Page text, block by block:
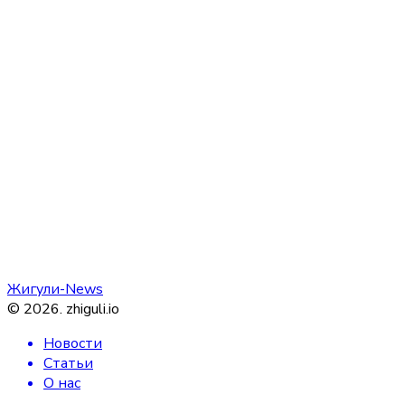
Жигули-News
© 2026. zhiguli.io
Новости
Статьи
О нас